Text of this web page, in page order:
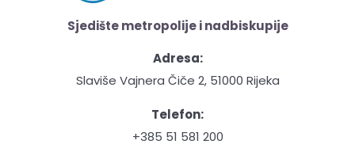
Sjedište metropolije i nadbiskupije
Adresa:
Slaviše Vajnera Čiče 2, 51000 Rijeka
Telefon:
+385 51 581 200